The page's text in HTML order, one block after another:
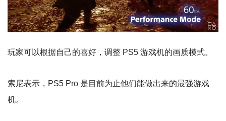
玩家可以根据自己的喜好，调整 PS5 游戏机的画质模式。
索尼表示，PS5 Pro 是目前为止他们能做出来的最强游戏
机。